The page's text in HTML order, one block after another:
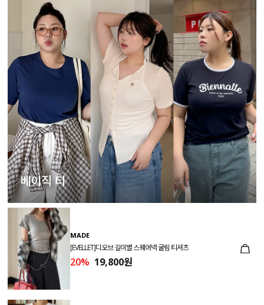
베이직 티
MADE
[EVELLET]디오브 길이별 스퀘어넥 굴림 티셔츠
20% 19,800원